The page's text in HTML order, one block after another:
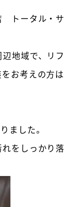
トータル・サ
地域で、リフ
お考えの方は
ました。
をしっかり落